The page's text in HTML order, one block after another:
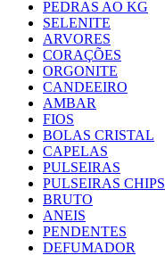
PEDRAS AO KG
SELENITE
ARVORES
CORAÇÕES
ORGONITE
CANDEEIRO
AMBAR
FIOS
BOLAS CRISTAL
CAPELAS
PULSEIRAS
PULSEIRAS CHIPS
BRUTO
ANEIS
PENDENTES
DEFUMADOR